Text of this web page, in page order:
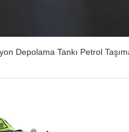
Depolama Tankı Petrol